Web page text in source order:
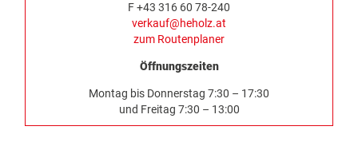
F +43 316 60 78-240
verkauf@heholz.at
zum Routenplaner
Öffnungszeiten
Montag bis Donnerstag 7:30 – 17:30
und Freitag 7:30 – 13:00